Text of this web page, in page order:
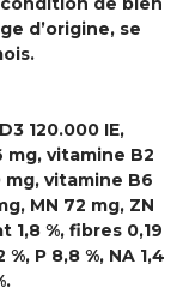
d’origine, se
120.000 IE,
mg, vitamine B2
mg, vitamine B6
MN 72 mg, ZN
1,8 %, fibres 0,19
P 8,8 %, NA 1,4